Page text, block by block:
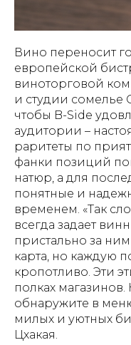
Вино переносит
европейской
виноторговой
и студии сомелье
чтобы B-Side
аудитории –
раритеты по
фанки позиций
натюр, а для
понятные и
временем. «Так
всегда задает
пристально за
карта, но каждую
кропотливо. Эти
полках
обнаружите в
милых и уютных
Цхакая.